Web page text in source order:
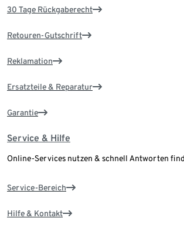
30 Tage Rückgaberecht
Retouren-Gutschrift
Reklamation
Ersatzteile & Reparatur
Garantie
Service & Hilfe
Online-Services nutzen & schnell Antworten
Service-Bereich
Hilfe & Kontakt